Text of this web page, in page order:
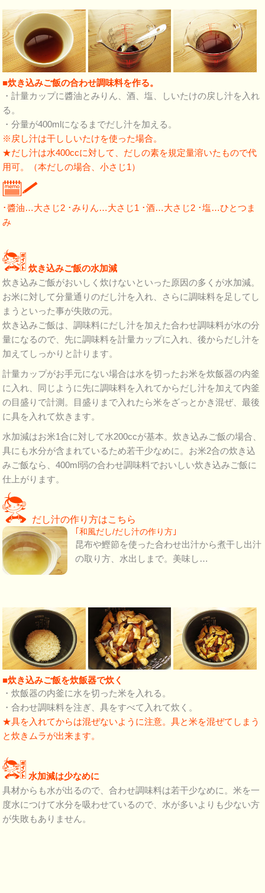
■炊き込みご飯の合わせ調味料を作る。
・計量カップに醬油とみりん、酒、塩、しいたけの戻し汁を入れ
る。
・分量が400mlになるまでだし汁を加える。
※戻し汁は干ししいたけを使った場合。
★だし汁は水400ccに対して、だしの素を規定量溶いたもので代
用可。（本だしの場合、小さじ1）
･醬油…大さじ2 ･みりん…大さじ1 ･酒…大さじ2 ･塩…ひとつま
み
炊き込みご飯の水加減
炊き込みご飯がおいしく炊けないといった原因の多くが水加減。
お米に対して分量通りのだし汁を入れ、さらに調味料を足してし
まうといった事が失敗の元。
炊き込みご飯は、調味料にだし汁を加えた合わせ調味料が水の分
量になるので、先に調味料を計量カップに入れ、後からだし汁を
加えてしっかりと計ります。
計量カップがお手元にない場合は水を切ったお米を炊飯器の内釜
に入れ、同じように先に調味料を入れてからだし汁を加えて内釜
の目盛りで計測。目盛りまで入れたら米をざっとかき混ぜ、最後
に具を入れて炊きます。
水加減はお米1合に対して水200ccが基本。炊き込みご飯の場合、
具にも水分が含まれているため若干少なめに。お米2合の炊き込
みご飯なら、400ml弱の合わせ調味料でおいしい炊き込みご飯に
仕上がります。
だし汁の作り方はこちら
｢和風だし/だし汁の作り方｣
昆布や鰹節を使った合わせ出汁から煮干し出汁
の取り方、水出しまで。美味し…
■炊き込みご飯を炊飯器で炊く
・炊飯器の内釜に水を切った米を入れる。
・合わせ調味料を注ぎ、具をすべて入れて炊く。
★具を入れてからは混ぜないように注意。具と米を混ぜてしまう
と炊きムラが出来ます。
水加減は少なめに
具材からも水が出るので、合わせ調味料は若干少なめに。米を一
度水につけて水分を吸わせているので、水が多いよりも少ない方
が失敗もありません。